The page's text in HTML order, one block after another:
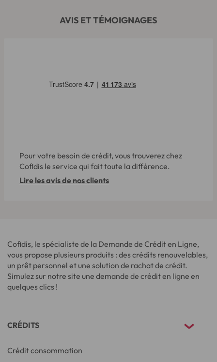
AVIS ET TÉMOIGNAGES
Pour votre besoin de crédit, vous trouverez chez
Cofidis le service qui fait toute la différence.
Lire les avis de nos clients
Cofidis, le spécialiste de la Demande de Crédit en Ligne,
vous propose plusieurs produits : des crédits renouvelables,
un prêt personnel et une solution de rachat de crédit.
Simulez sur notre site une demande de crédit en ligne en
quelques clics !
CRÉDITS
Crédit consommation